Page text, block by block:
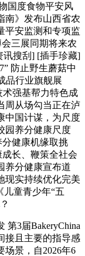
国度食物平安风
南》发布山西省农
平安监测和专项监
会三展同期将来农
搜刮] [插手珍藏]
防止野生蘑菇中
品行业旗舰展
术强基帮力特色成
周从场勾当正在泸
中国计谋，为尺度
园养分健康尺度
健康机缘取挑
长、鞭策全社会
养分健康宣布道
现实持续优化完美
儿童青少年“五
3届BakeryChina
接且主要的指导感
场景，自2026年6